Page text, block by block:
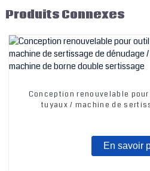
Produits Connexes
Conception renouvelable
tuyaux / machine de
En savoir